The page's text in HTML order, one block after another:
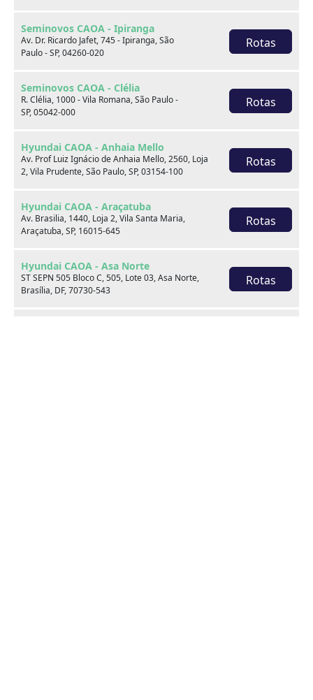
Seminovos CAOA - Ipiranga
Av. Dr. Ricardo Jafet, 745 - Ipiranga, São
Paulo - SP, 04260-020
Rotas
Seminovos CAOA - Clélia
R. Clélia, 1000 - Vila Romana, São Paulo -
SP, 05042-000
Rotas
Hyundai CAOA - Anhaia Mello
Av. Prof Luiz Ignácio de Anhaia Mello, 2560, Loja
2, Vila Prudente, São Paulo, SP, 03154-100
Rotas
Hyundai CAOA - Araçatuba
Av. Brasilia, 1440, Loja 2, Vila Santa Maria,
Araçatuba, SP, 16015-645
Rotas
Hyundai CAOA - Asa Norte
ST SEPN 505 Bloco C, 505, Lote 03, Asa Norte,
Brasília, DF, 70730-543
Rotas
2023 22.713 km
Hyundai CAOA - Recife
Por:R$89.900,00
Acesso rápido
Comprar
Blog
Canal de Atendimento aos